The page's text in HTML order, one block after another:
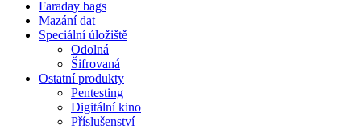
Faraday bags
Mazání dat
Speciální úložiště
Odolná
Šifrovaná
Ostatní produkty
Pentesting
Digitální kino
Příslušenství